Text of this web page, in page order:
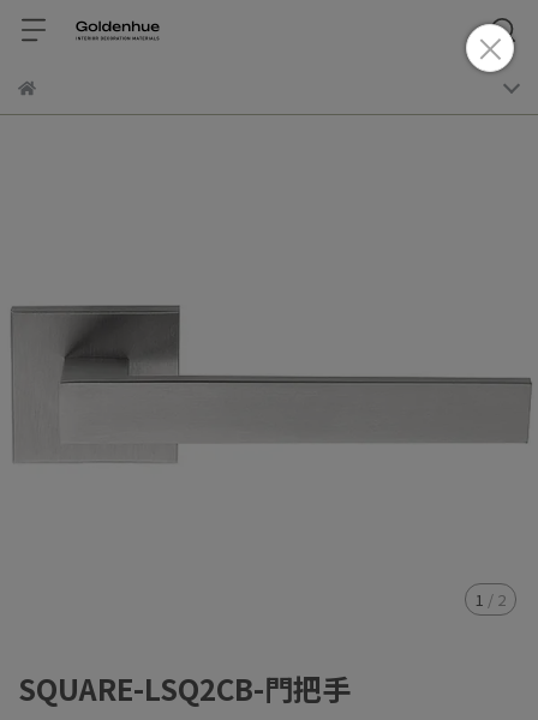
1 / 2
SQUARE-LSQ2CB-門把手